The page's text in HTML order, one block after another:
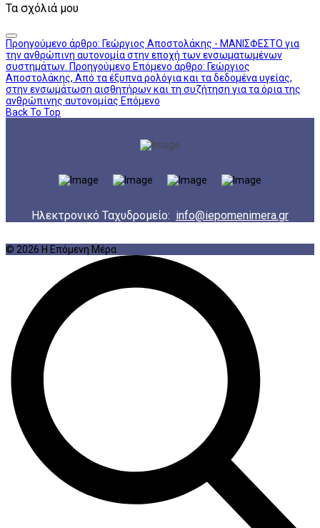
Τα σχόλιά μου
Προηγούμενο άρθρο: Γεώργιος Αποστολάκης - ΜΑΝΙΣΦΕΣΤΟ για
την ανθρώπινη αυτονομία στην εποχή των ενσωματωμένων
συστημάτων. Προηγούμενο Επόμενο άρθρο: Γεώργιος
Αποστολάκης, Από τα έξυπνα ρολόγια και τα δεδομένα υγείας,
στην ενσωμάτωση αισθητήρων και τη συζήτηση για τα όρια της
ανθρώπινης αυτονομίας Επόμενο
Back To Top
Ηλεκτρονικό Ταχυδρομείο: info@iepomenimera.gr
© 2026 Η Επόμενη Μέρα